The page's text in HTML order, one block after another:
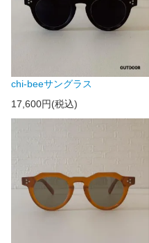
chi-beeサングラス
17,600円(税込)